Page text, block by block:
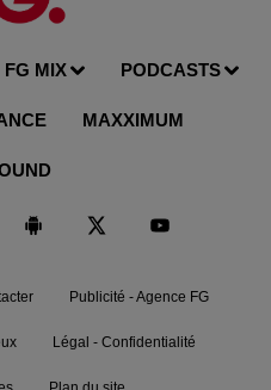
FG MIX PODCASTS
MAXXIMUM
Publicité - Agence FG
Légal - Confidentialité